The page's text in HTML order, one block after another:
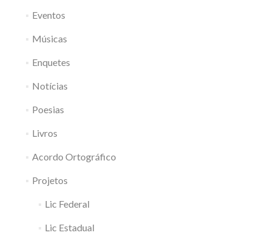
Eventos
Músicas
Enquetes
Notícias
Poesias
Livros
Acordo Ortográfico
Projetos
Lic Federal
Lic Estadual